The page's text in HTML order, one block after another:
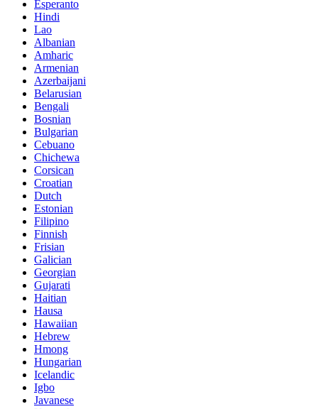
Esperanto
Hindi
Lao
Albanian
Amharic
Armenian
Azerbaijani
Belarusian
Bengali
Bosnian
Bulgarian
Cebuano
Chichewa
Corsican
Croatian
Dutch
Estonian
Filipino
Finnish
Frisian
Galician
Georgian
Gujarati
Haitian
Hausa
Hawaiian
Hebrew
Hmong
Hungarian
Icelandic
Igbo
Javanese